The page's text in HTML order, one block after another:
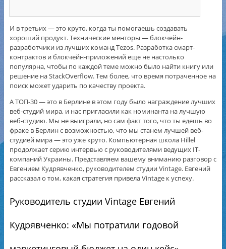
И в третьих — это круто, когда ты помогаешь создавать
хороший продукт. Технические менторы — блокчейн-
разработчики из лучших команд Tezos. Разработка смарт-
контрактов и блокчейн-приложений еще не настолько
популярна, чтобы по каждой теме можно было найти книгу или
решение на StackOverflow. Тем более, что время потраченное на
поиск может ударить по качеству проекта.
А ТОП-30 — это в Берлине в этом году было награждение лучших
веб-студий мира, и нас пригласили как номинанта на лучшую
веб-студию. Мы не выиграли, но сам факт того, что ты едешь во
фраке в Берлин с возможностью, что мы станем лучшей веб-
студией мира — это уже круто. Компьютерная школа Hillel
продолжает серию интервью с руководителями ведущих IT-
компаний Украины. Представляем вашему вниманию разговор с
Евгением Кудрявченко, руководителем студии Vintage. Евгений
рассказал о том, какая стратегия привела Vintage к успеху.
Руководитель студии Vintage Евгений
Кудрявченко: «Мы потратили годовой